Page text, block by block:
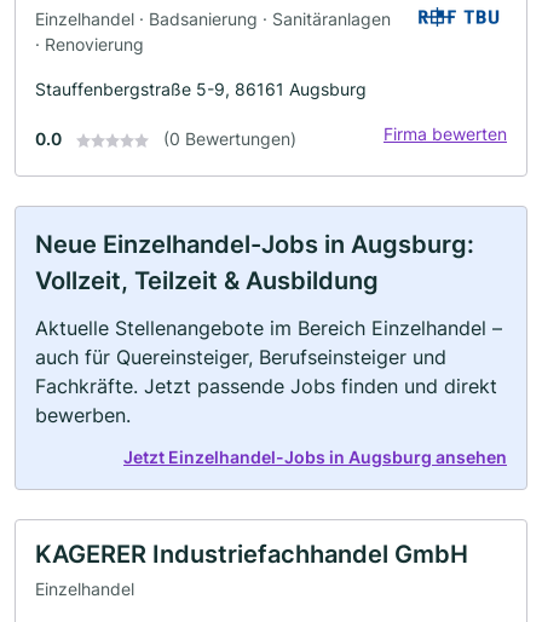
Einzelhandel · Badsanierung · Sanitäranlagen
· Renovierung
Stauffenbergstraße 5-9, 86161 Augsburg
0.0 (0 Bewertungen) Firma bewerten
Neue Einzelhandel-Jobs in Augsburg:
Vollzeit, Teilzeit & Ausbildung
Aktuelle Stellenangebote im Bereich Einzelhandel –
auch für Quereinsteiger, Berufseinsteiger und
Fachkräfte. Jetzt passende Jobs finden und direkt
bewerben.
Jetzt Einzelhandel-Jobs in Augsburg ansehen
KAGERER Industriefachhandel GmbH
Einzelhandel